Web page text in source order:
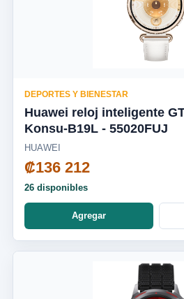
DEPORTES Y BIENESTAR
Huawei reloj inteligente
Konsu-B19L - 55020FUJ
HUAWEI
₡136 212
26 disponibles
Agregar